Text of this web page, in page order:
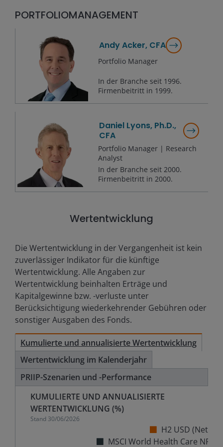
PORTFOLIOMANAGEMENT
Andy Acker, CFA
Portfolio Manager
In der Branche seit 1996.
Firmenbeitritt in 1999.
Daniel Lyons, Ph.D.,
CFA
Portfolio Manager | Research
Analyst
In der Branche seit 2000.
Firmenbeitritt in 2000.
Wertentwicklung
Die Wertentwicklung in der Vergangenheit ist kein
zuverlässiger Indikator für die künftige
Wertentwicklung. Alle Angaben zur
Wertentwicklung beinhalten Erträge und
Kapitalgewinne bzw. -verluste unter
Berücksichtigung wiederkehrender Gebühren oder
sonstiger Ausgaben des Fonds.
Kumulierte und annualisierte Wertentwicklung
Wertentwicklung im Kalenderjahr
PRIIP-Szenarien und -Performance
KUMULIERTE UND ANNUALISIERTE
WERTENTWICKLUNG (%)
Stand 30/06/2026
H2 USD (Net)
MSCI World Health Care NR